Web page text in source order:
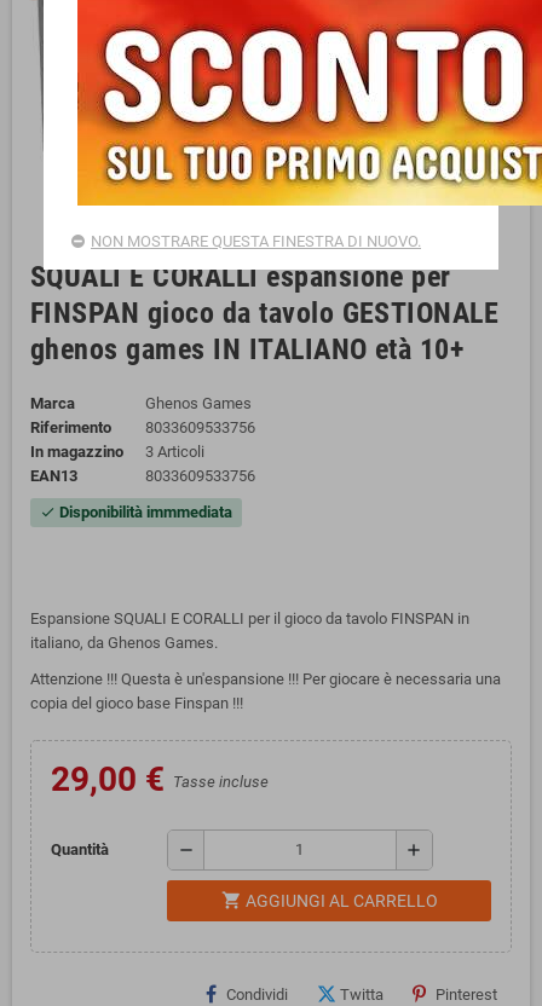
SQUALI E CORALLI espansione per
FINSPAN gioco da tavolo GESTIONALE
ghenos games IN ITALIANO età 10+
Marca
Ghenos Games
Riferimento
8033609533756
In magazzino
3 Articoli
EAN13
8033609533756
check Disponibilità immmediata
Espansione SQUALI E CORALLI per il gioco da tavolo FINSPAN in
italiano, da Ghenos Games.
Attenzione !!! Questa è un'espansione !!! Per giocare è necessaria una
copia del gioco base Finspan !!!
29,00 € Tasse incluse
Quantità remove add
shopping_cart AGGIUNGI AL CARRELLO
Condividi Twitta Pinterest
NON MOSTRARE QUESTA FINESTRA DI NUOVO.